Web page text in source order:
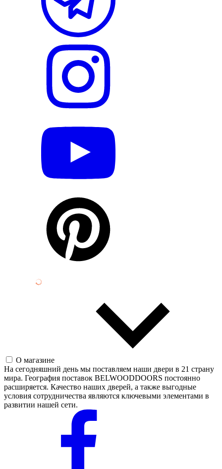
О магазине
На сегодняшний день мы поставляем наши двери в 21 страну
мира. География поставок BELWOODDOORS постоянно
расширяется. Качество наших дверей, а также выгодные
условия сотрудничества являются ключевыми элементами в
развитии нашей сети.